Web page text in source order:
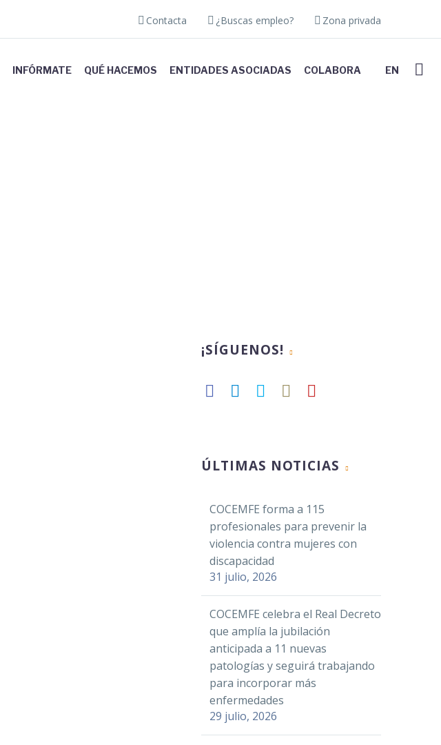
Contacta ¿Buscas empleo? Zona privada
INFÓRMATE QUÉ HACEMOS ENTIDADES ASOCIADAS COLABORA EN
¡SÍGUENOS!
ÚLTIMAS NOTICIAS
COCEMFE forma a 115
profesionales para prevenir la
violencia contra mujeres con
discapacidad
31 julio, 2026
COCEMFE celebra el Real Decreto
que amplía la jubilación
anticipada a 11 nuevas
patologías y seguirá trabajando
para incorporar más
enfermedades
29 julio, 2026